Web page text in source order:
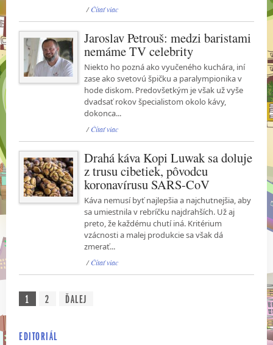
/Čítať viac
Jaroslav Petrouš: medzi baristami
nemáme TV celebrity
Niekto ho pozná ako vyučeného kuchára, iní
zase ako svetovú špičku a paralympionika v
hode diskom. Predovšetkým je však už vyše
dvadsať rokov špecialistom okolo kávy,
dokonca...
/Čítať viac
Drahá káva Kopi Luwak sa doluje
z trusu cibetiek, pôvodcu
koronavírusu SARS-CoV
Káva nemusí byť najlepšia a najchutnejšia, aby
sa umiestnila v rebríčku najdrahších. Už aj
preto, že každému chutí iná. Kritérium
vzácnosti a malej produkcie sa však dá
zmerať...
/Čítať viac
1 2 ĎALEJ
EDITORIÁL